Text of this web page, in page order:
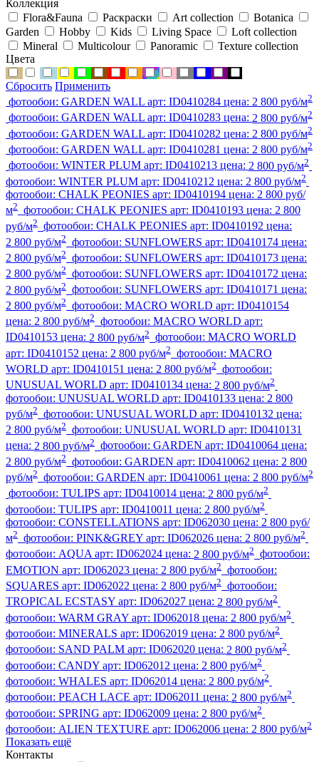
Коллекция
Flora&Fauna
Раскраски Art collection
Botanica
Garden
Hobby Kids Living Space
Loft collection
Mineral
Multicolour Panoramic
Texture collection
Цвета
Сбросить Применить
фотообои: GARDEN WALL арт: ID0410284 цена: 2 800 руб/м2
фотообои: GARDEN WALL арт: ID0410283 цена: 2 800 руб/м2
фотообои: GARDEN WALL арт: ID0410282 цена: 2 800 руб/м2
фотообои: GARDEN WALL арт: ID0410281 цена: 2 800 руб/м2
фотообои: WINTER PLUM арт: ID0410213 цена: 2 800 руб/м2
фотообои: WINTER PLUM арт: ID0410212 цена: 2 800 руб/м2
фотообои: CHALK PEONIES арт: ID0410194 цена: 2 800 руб/
м2 фотообои: CHALK PEONIES арт: ID0410193 цена: 2 800
руб/м2 фотообои: CHALK PEONIES арт: ID0410192 цена:
2 800 руб/м2 фотообои: SUNFLOWERS арт: ID0410174 цена:
2 800 руб/м2 фотообои: SUNFLOWERS арт: ID0410173 цена:
2 800 руб/м2 фотообои: SUNFLOWERS арт: ID0410172 цена:
2 800 руб/м2 фотообои: SUNFLOWERS арт: ID0410171 цена:
2 800 руб/м2 фотообои: MACRO WORLD арт: ID0410154
цена: 2 800 руб/м2 фотообои: MACRO WORLD арт:
ID0410153 цена: 2 800 руб/м2 фотообои: MACRO WORLD
арт: ID0410152 цена: 2 800 руб/м2 фотообои: MACRO
WORLD арт: ID0410151 цена: 2 800 руб/м2 фотообои:
UNUSUAL WORLD арт: ID0410134 цена: 2 800 руб/м2
фотообои: UNUSUAL WORLD арт: ID0410133 цена: 2 800
руб/м2 фотообои: UNUSUAL WORLD арт: ID0410132 цена:
2 800 руб/м2 фотообои: UNUSUAL WORLD арт: ID0410131
цена: 2 800 руб/м2 фотообои: GARDEN арт: ID0410064 цена:
2 800 руб/м2 фотообои: GARDEN арт: ID0410062 цена: 2 800
руб/м2 фотообои: GARDEN арт: ID0410061 цена: 2 800 руб/м2
фотообои: TULIPS арт: ID0410014 цена: 2 800 руб/м2
фотообои: TULIPS арт: ID0410011 цена: 2 800 руб/м2
фотообои: CONSTELLATIONS арт: ID062030 цена: 2 800 руб/
м2 фотообои: PINK&GREY арт: ID062026 цена: 2 800 руб/м2
фотообои: AQUAарт: ID062024 цена: 2 800 руб/м2 фотообои:
EMOTION арт: ID062023 цена: 2 800 руб/м2 фотообои:
SQUARES арт: ID062022 цена: 2 800 руб/м2 фотообои:
TROPICAL ECSTASY арт: ID062027 цена: 2 800 руб/м2
фотообои: WARM GRAY арт: ID062018 цена: 2 800 руб/м2
фотообои: MINERALS арт: ID062019 цена: 2 800 руб/м2
фотообои: SAND PALM арт: ID062020 цена: 2 800 руб/м2
фотообои: CANDY арт: ID062012 цена: 2 800 руб/м2
фотообои: WHALES арт: ID062014 цена: 2 800 руб/м2
фотообои: PEACH LACE арт: ID062011 цена: 2 800 руб/м2
фотообои: SPRING арт: ID062009 цена: 2 800 руб/м2
фотообои: ALIEN TEXTURE арт: ID062006 цена: 2 800 руб/м2
Показать ещё
Контакты